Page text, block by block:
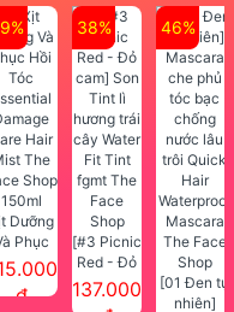
Dưỡng
Phục
Tóc
Essential
đ
38%
[#3 Picnic
Red - Đỏ
cam] Son
137.000
46%
[01 Đen tự
nhiên]